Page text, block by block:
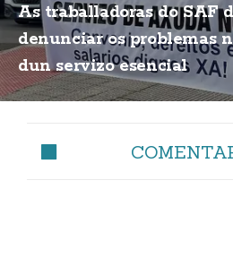
As traballadoras do SAF
denunciar os problemas
dun servizo esencial